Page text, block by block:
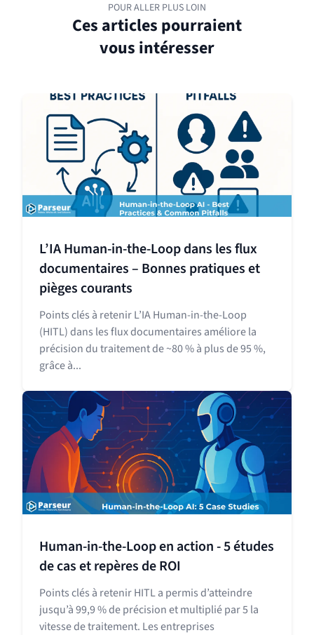
POUR ALLER PLUS LOIN
Ces articles pourraient
vous intéresser
L’IA Human-in-the-Loop dans les flux
documentaires – Bonnes pratiques et
pièges courants
Points clés à retenir L’IA Human-in-the-Loop
(HITL) dans les flux documentaires améliore la
précision du traitement de ~80 % à plus de 95 %,
grâce à...
Human-in-the-Loop en action - 5 études
de cas et repères de ROI
Points clés à retenir HITL a permis d’atteindre
jusqu’à 99,9 % de précision et multiplié par 5 la
vitesse de traitement. Les entreprises